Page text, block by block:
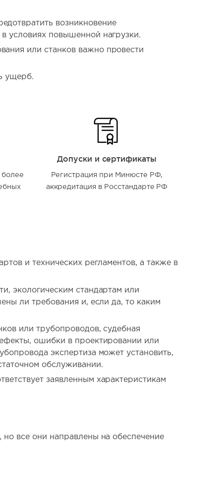
возникновение
условиях повышенной нагрузки.
или станков важно провести
ущерб.
Допуски и сертификаты
Регистрация при Минюсте РФ,
аккредитация в Росстандарте РФ
и технических регламентов, а также в
экологическим стандартам или
ли требования и, если да, то каким
или трубопроводов, судебная
ошибки в проектировании или
экспертиза может установить,
обслуживании.
заявленным характеристикам
все они направлены на обеспечение